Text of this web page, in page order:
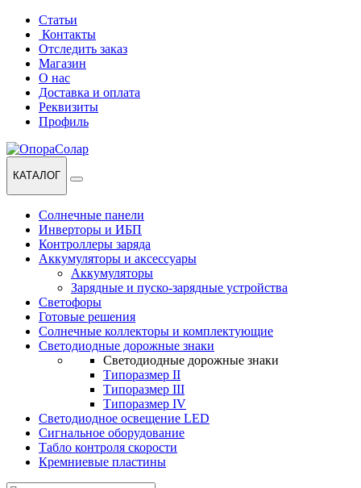
Перейти
навигации
Перейти
содержанию
Статьи
Контакты
Отследить заказ
Магазин
О нас
Доставка и оплата
Реквизиты
Профиль
КАТАЛОГ
Солнечные панели
Инверторы и ИБП
Контроллеры заряда
Аккумуляторы и аксессуары
Аккумуляторы
Зарядные и пуско-зарядные устройства
Светофоры
Готовые решения
Солнечные коллекторы и комплектующие
Светодиодные дорожные знаки
Светодиодные дорожные знаки
Типоразмер II
Типоразмер III
Типоразмер IV
Светодиодное освещение LED
Сигнальное оборудование
Табло контроля скорости
Кремниевые пластины